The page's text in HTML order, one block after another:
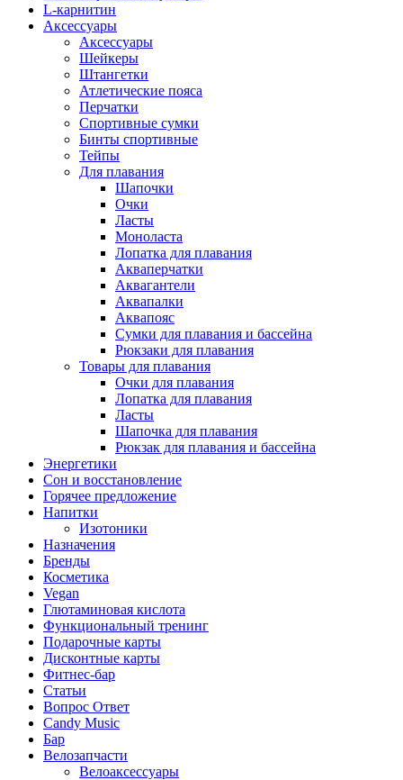
L-карнитин
Аксессуары
Аксессуары
Шейкеры
Штангетки
Атлетические пояса
Перчатки
Спортивные сумки
Бинты спортивные
Тейпы
Для плавания
Шапочки
Очки
Ласты
Моноласта
Лопатка для плавания
Акваперчатки
Аквагантели
Аквапалки
Аквапояс
Сумки для плавания и бассейна
Рюкзаки для плавания
Товары для плавания
Очки для плавания
Лопатка для плавания
Ласты
Шапочка для плавания
Рюкзак для плавания и бассейна
Энергетики
Сон и восстановление
Горячее предложение
Напитки
Изотоники
Назначения
Бренды
Косметика
Vegan
Глютаминовая кислота
Функциональный тренинг
Подарочные карты
Дисконтные карты
Фитнес-бар
Статьи
Вопрос Ответ
Candy Music
Бар
Велозапчасти
Велоаксессуары